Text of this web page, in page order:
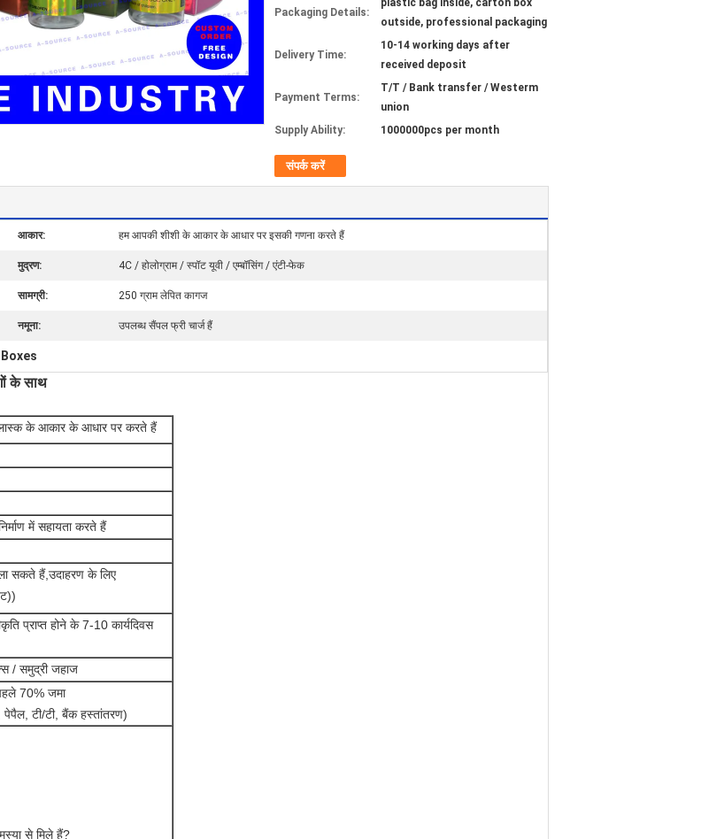
Packaging Details:
plastic bag inside, carton box
outside, professional packaging
Delivery Time:
10-14 working days after
received deposit
Payment Terms:
T/T / Bank transfer / Westerm
union
Supply Ability:
1000000pcs per month
संपर्क करें
आकार: हम आपकी शीशी के आकार के आधार पर इसकी गणना करते हैं
मुद्रण: 4C / होलोग्राम / स्पॉट यूवी / एम्बॉसिंग / एंटी-फेक
सामग्री: 250 ग्राम लेपित कागज
नमूना: उपलब्ध सैंपल फ्री चार्ज हैं
के साथ
के आकार के आधार पर करते हैं
में सहायता करते हैं
सकते हैं,उदाहरण के लिए
प्राप्त होने के 7-10 कार्यदिवस
/ समुद्री जहाज
70% जमा
पेपैल, टी/टी, बैंक हस्तांतरण)
से मिले हैं?